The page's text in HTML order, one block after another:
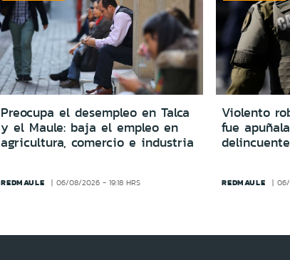
Preocupa el desempleo en Talca
y el Maule: baja el empleo en
agricultura, comercio e industria
REDMAULE 06/08/2026 - 19:18 HRS
Violento
fue
REDMAULE 06/